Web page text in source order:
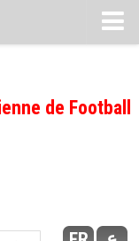
de Football